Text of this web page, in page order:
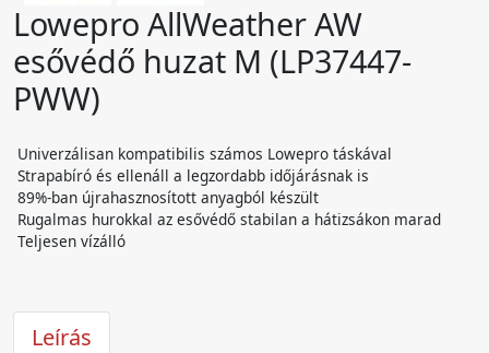
Lowepro AllWeather AW
esővédő huzat M (LP37447-
PWW)
Univerzálisan kompatibilis számos Lowepro táskával
Strapabíró és ellenáll a legzordabb időjárásnak is
89%-ban újrahasznosított anyagból készült
Rugalmas hurokkal az esővédő stabilan a hátizsákon marad
Teljesen vízálló
Leírás